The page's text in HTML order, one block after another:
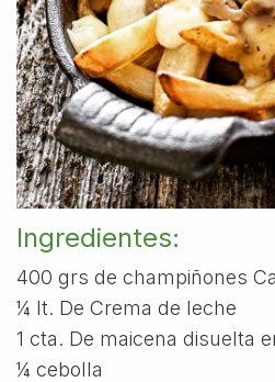
Ingredientes:
400 grs de champiñones
¼ lt. De Crema de leche
1 cta. De maicena disuelta
¼ cebolla